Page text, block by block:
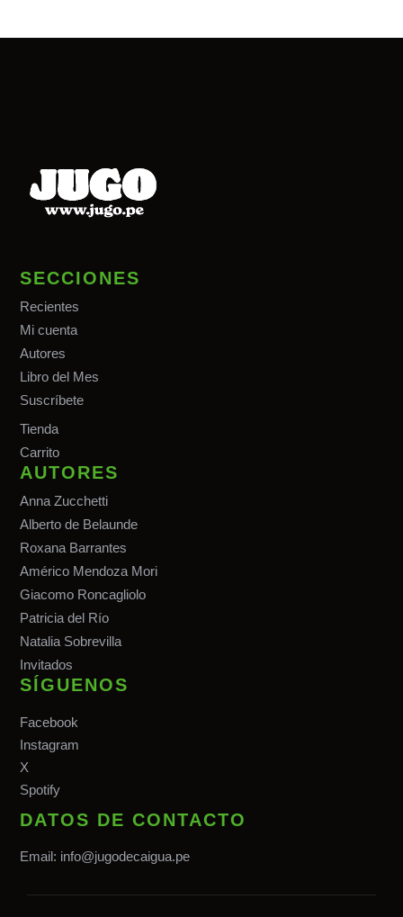
SECCIONES
Recientes
Mi cuenta
Autores
Libro del Mes
Suscríbete
Tienda
Carrito
AUTORES
Anna Zucchetti
Alberto de Belaunde
Roxana Barrantes
Américo Mendoza Mori
Giacomo Roncagliolo
Patricia del Río
Natalia Sobrevilla
Invitados
SÍGUENOS
Facebook
Instagram
X
Spotify
DATOS DE CONTACTO
Email: info@jugodecaigua.pe